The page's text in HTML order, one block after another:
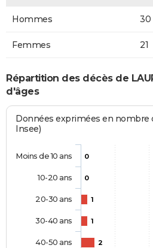
Hommes 30
Femmes 21
Répartition des décès de
d'âges
Données exprimées en nombre
Insee)
0
0
1
1
2
Moins de 10 ans
10-20 ans
20-30 ans
30-40 ans
40-50 ans